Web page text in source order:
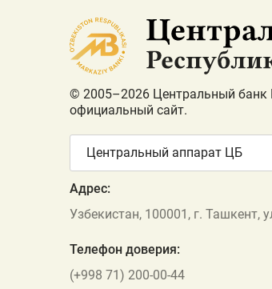
© 2005–2026 Центральный банк
официальный сайт.
Центральный аппарат ЦБ
Адрес:
Узбекистан, 100001, г. Ташкент,
Телефон доверия:
(+998 71) 200-00-44